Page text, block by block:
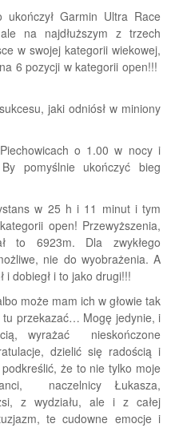
Garmin Ultra Race
na najdłuższym z trzech
w swojej kategorii wiekowej,
6 pozycji w kategorii open!!!
jaki odniósł w miniony
o 1.00 w nocy i
pomyślnie ukończyć bieg
w 25 h i 11 minut i tym
open! Przewyższenia,
to 6923m. Dla zwykłego
nie do wyobrażenia. A
i dobiegł i to jako drugi!!!
może mam ich w głowie tak
tu przekazać… Mogę jedynie, i
wyrażać nieskończone
dzielić się radością i
że to nie tylko moje
naczelnicy Łukasza,
z wydziału, ale i z całej
te cudowne emocje i